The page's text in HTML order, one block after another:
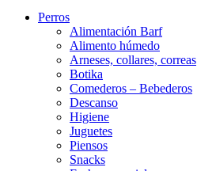
Perros
Alimentación Barf
Alimento húmedo
Arneses, collares, correas
Botika
Comederos – Bebederos
Descanso
Higiene
Juguetes
Piensos
Snacks